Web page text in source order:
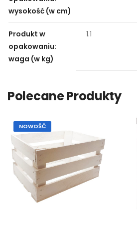
wysokość (w cm)
Produkt w
opakowaniu:
waga (w kg)
1.1
Polecane Produkty
NOWOŚĆ